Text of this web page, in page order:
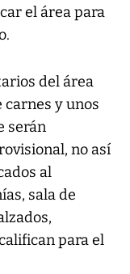
el área para
del área
carnes y unos
serán
no así
al
sala de
para el